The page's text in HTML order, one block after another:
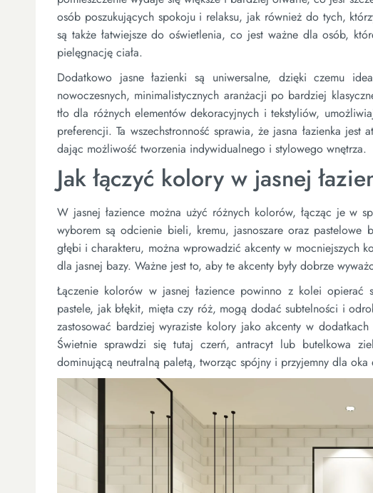
osób poszukujących spokoju i relaksu, jak również do tych,
są także łatwiejsze do oświetlenia, co jest ważne dla osób,
pielęgnację ciała.
Dodatkowo jasne łazienki są uniwersalne, dzięki czemu
nowoczesnych, minimalistycznych aranżacji po bardziej
tło dla różnych elementów dekoracyjnych i tekstyliów,
preferencji. Ta wszechstronność sprawia, że jasna łazienka
dając możliwość tworzenia indywidualnego i stylowego wnętrza.
Jak łączyć kolory w jasnej
W jasnej łazience można użyć różnych kolorów, łącząc je w
wyborem są odcienie bieli, kremu, jasnoszare oraz
głębi i charakteru, można wprowadzić akcenty w mocniejszych
dla jasnej bazy. Ważne jest to, aby te akcenty były dobrze
Łączenie kolorów w jasnej łazience powinno z kolei
pastele, jak błękit, mięta czy róż, mogą dodać subtelności i
zastosować bardziej wyraziste kolory jako akcenty w
Świetnie sprawdzi się tutaj czerń, antracyt lub butelkowa
dominującą neutralną paletą, tworząc spójny i przyjemny dla oka